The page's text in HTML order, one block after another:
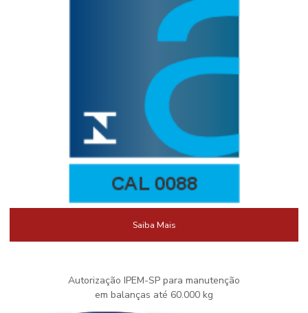
Saiba Mais
Autorização IPEM-SP para manutenção
em balanças até 60.000 kg